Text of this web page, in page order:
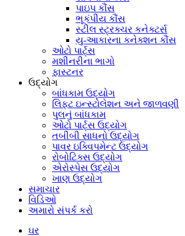
પાઇપ કૌંસ
ભૂકંપીય કૌંસ
સ્ટીલ સ્ટ્રક્ચર કનેક્ટર્સ
યુ-આકારના કનેક્શન કૌંસ
ઓટો પાર્ટ્સ
મશીનરીના ભાગો
ફાસ્ટનર
ઉદ્યોગ
બાંધકામ ઉદ્યોગ
લિફ્ટ ઇન્સ્ટોલેશન અને જાળવણી
પુલનું બાંધકામ
ઓટો પાર્ટ્સ ઉદ્યોગ
તબીબી સાધનો ઉદ્યોગ
પાવર ઇક્વિપમેન્ટ ઉદ્યોગ
રોબોટિક્સ ઉદ્યોગ
એરોસ્પેસ ઉદ્યોગ
ખાણ ઉદ્યોગ
સમાચાર
વિડિઓ
અમારો સંપર્ક કરો
ઘર